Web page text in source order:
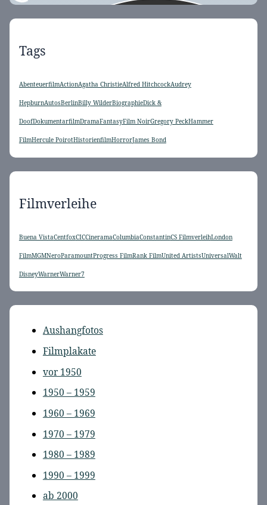
ch
Tags
AbenteuerfilmActionAgatha ChristieAlfred HitchcockAudrey
HepburnAutosBerlinBilly WilderBiographieDick &
DoofDokumentarfilmDramaFantasyFilm NoirGregory PeckHammer
FilmHercule PoirotHistorienfilmHorrorJames Bond
Filmverleihe
Buena VistaCentfoxCICCineramaColumbiaConstantinCS FilmverleihLondon
FilmMGMNeroParamountProgress FilmRank FilmUnited ArtistsUniversalWalt
DisneyWarnerWarner7
Aushangfotos
Filmplakate
vor 1950
1950 – 1959
1960 – 1969
1970 – 1979
1980 – 1989
1990 – 1999
ab 2000